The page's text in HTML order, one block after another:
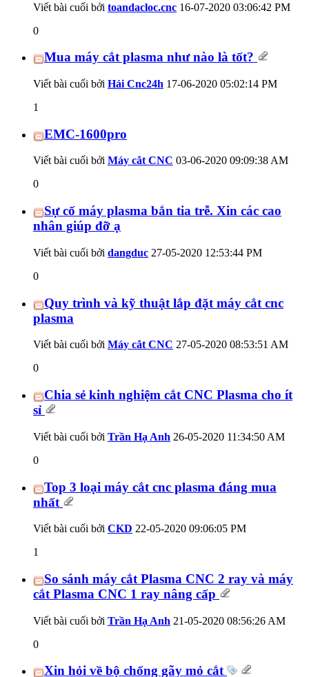
Viết bài cuối bởi toandacloc.cnc 16-07-2020 03:06:42 PM
0
Mua máy cắt plasma như nào là tốt?
Viết bài cuối bởi Hải Cnc24h 17-06-2020 05:02:14 PM
1
EMC-1600pro
Viết bài cuối bởi Máy cắt CNC 03-06-2020 09:09:38 AM
0
Sự cố máy plasma bắn tia trễ. Xin các cao
nhân giúp đỡ ạ
Viết bài cuối bởi dangduc 27-05-2020 12:53:44 PM
0
Quy trình và kỹ thuật lắp đặt máy cắt cnc
plasma
Viết bài cuối bởi Máy cắt CNC 27-05-2020 08:53:51 AM
0
Chia sẻ kinh nghiệm cắt CNC Plasma cho ít
sỉ
Viết bài cuối bởi Trần Hạ Anh 26-05-2020 11:34:50 AM
0
Top 3 loại máy cắt cnc plasma đáng mua
nhất
Viết bài cuối bởi CKD 22-05-2020 09:06:05 PM
1
So sánh máy cắt Plasma CNC 2 ray và máy
cắt Plasma CNC 1 ray nâng cấp
Viết bài cuối bởi Trần Hạ Anh 21-05-2020 08:56:26 AM
0
Xin hỏi về bộ chống gãy mỏ cắt